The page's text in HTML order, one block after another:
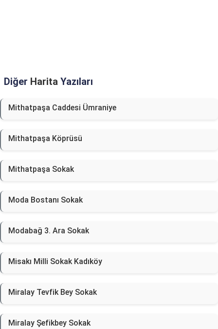
Diğer Harita Yazıları
Mithatpaşa Caddesi Ümraniye
Mithatpaşa Köprüsü
Mithatpaşa Sokak
Moda Bostanı Sokak
Modabağ 3. Ara Sokak
Misakı Milli Sokak Kadıköy
Miralay Tevfik Bey Sokak
Miralay Şefikbey Sokak